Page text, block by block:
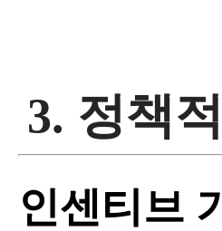
3. 정책
인센티브